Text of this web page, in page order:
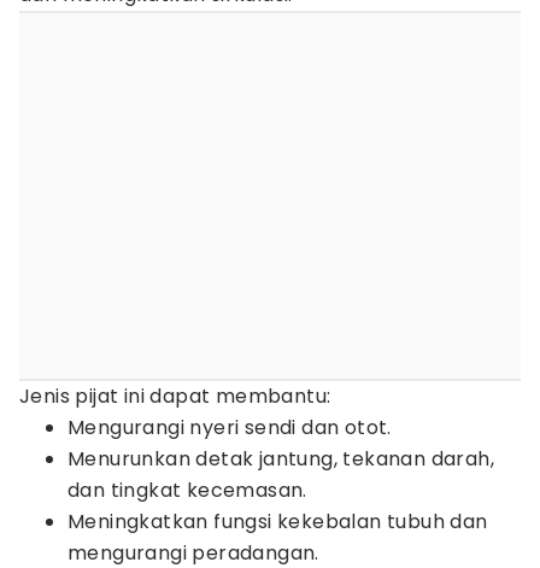
Jenis pijat ini dapat membantu:
Mengurangi nyeri sendi dan otot.
Menurunkan detak jantung, tekanan darah,
dan tingkat kecemasan.
Meningkatkan fungsi kekebalan tubuh dan
mengurangi peradangan.